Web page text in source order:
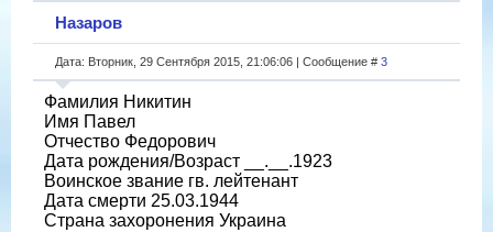
Назаров
Дата: Вторник, 29 Сентября 2015, 21:06:06 | Сообщение # 3
Фамилия Никитин
Имя Павел
Отчество Федорович
Дата рождения/Возраст __.__.1923
Воинское звание гв. лейтенант
Дата смерти 25.03.1944
Страна захоронения Украина